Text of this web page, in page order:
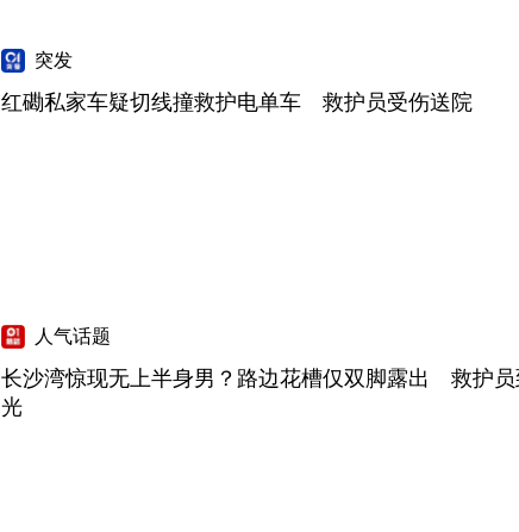
突发
红磡私家车疑切线撞救护电单车 救护员受伤送院
人气话题
长沙湾惊现无上半身男？路边花槽仅双脚露出 救护员
光